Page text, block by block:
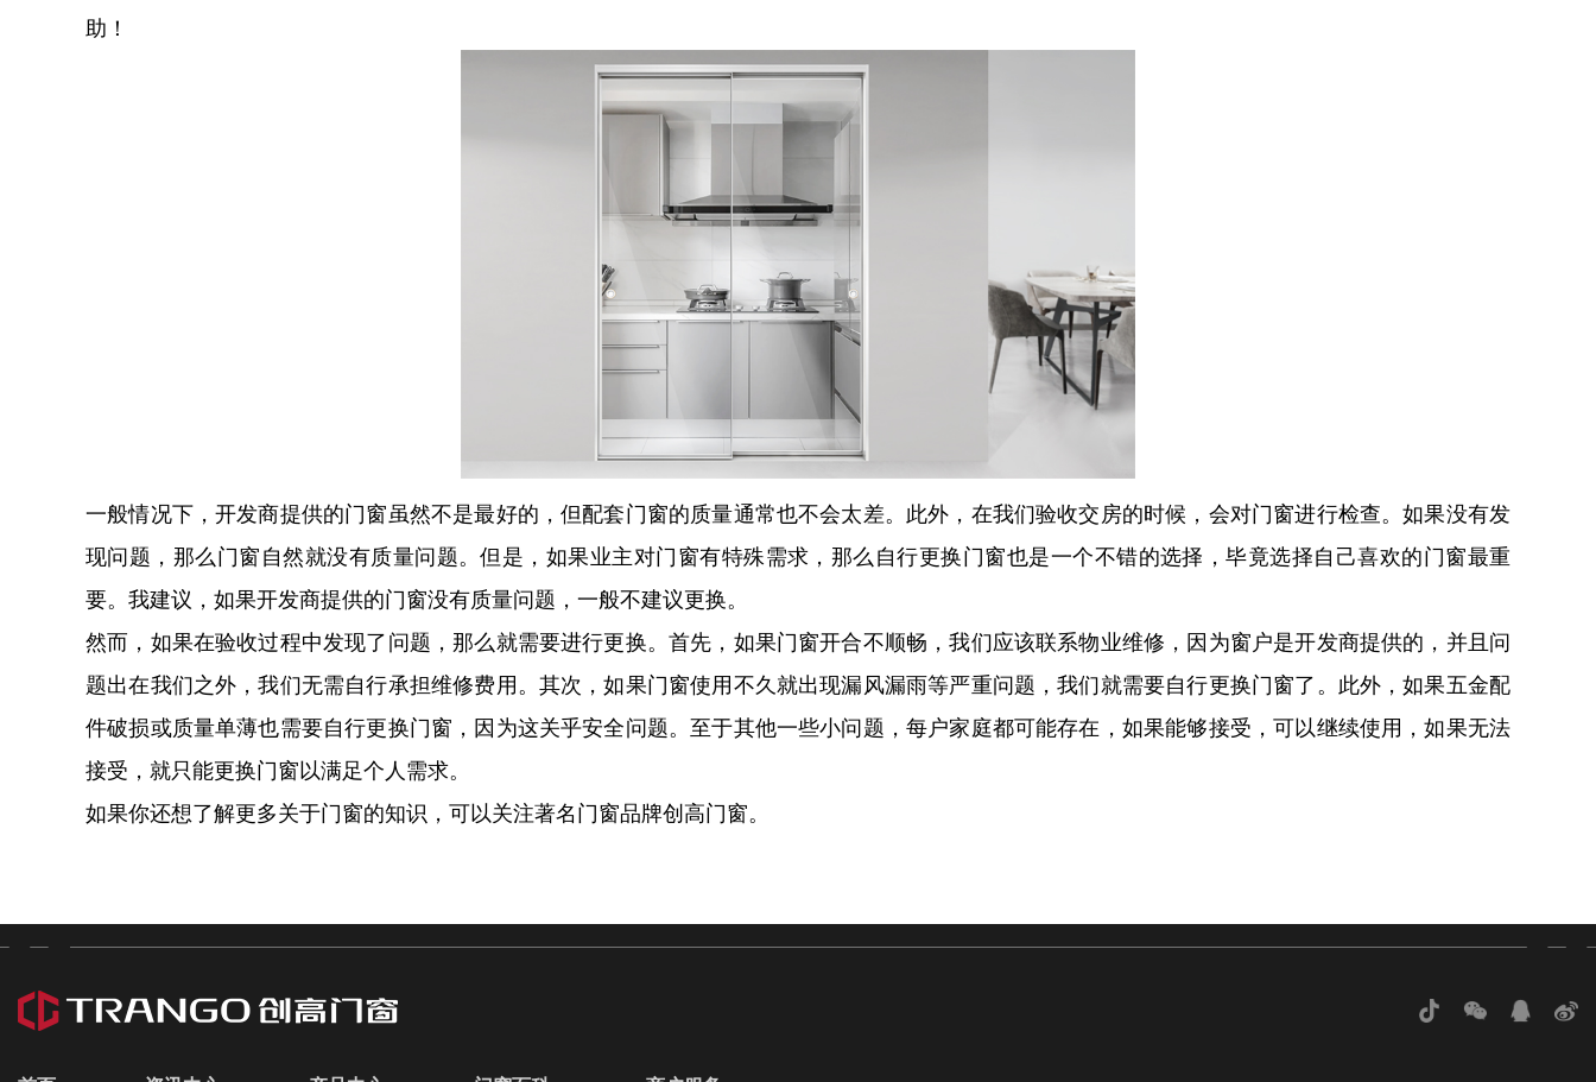
助！
一般情况下，开发商提供的门窗虽然不是最好的，但配套门窗的质量通常也不会太差。此外，在我们验收交房的时候，会对门窗进行检查。如果没有发
现问题，那么门窗自然就没有质量问题。但是，如果业主对门窗有特殊需求，那么自行更换门窗也是一个不错的选择，毕竟选择自己喜欢的门窗最重
要。我建议，如果开发商提供的门窗没有质量问题，一般不建议更换。
然而，如果在验收过程中发现了问题，那么就需要进行更换。首先，如果门窗开合不顺畅，我们应该联系物业维修，因为窗户是开发商提供的，并且问
题出在我们之外，我们无需自行承担维修费用。其次，如果门窗使用不久就出现漏风漏雨等严重问题，我们就需要自行更换门窗了。此外，如果五金配
件破损或质量单薄也需要自行更换门窗，因为这关乎安全问题。至于其他一些小问题，每户家庭都可能存在，如果能够接受，可以继续使用，如果无法
接受，就只能更换门窗以满足个人需求。
如果你还想了解更多关于门窗的知识，可以关注著名门窗品牌创高门窗。